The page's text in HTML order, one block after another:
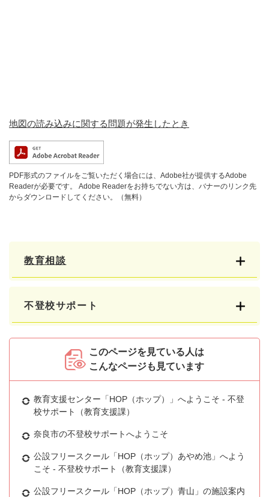
地図の読み込みに関する問題が発生したとき
PDF形式のファイルをご覧いただく場合には、Adobe社が提供するAdobe
Readerが必要です。
Adobe Readerをお持ちでない方は、バナーのリンク先
からダウンロードしてください。（無料）
教育相談
不登校サポート
このページを見ている人は
こんなページも見ています
教育支援センター「HOP（ホップ）」へようこそ - 不登
校サポート（教育支援課）
奈良市の不登校サポートへようこそ
公設フリースクール「HOP（ホップ）あやめ池」へよう
こそ - 不登校サポート（教育支援課）
公設フリースクール「HOP（ホップ）青山」の施設案内